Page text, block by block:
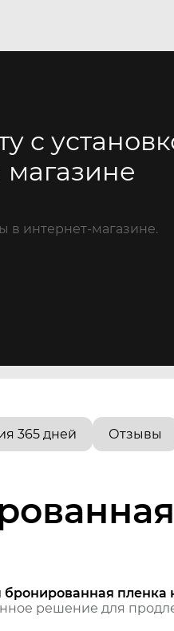
с
в интернет-магазине.
365 дней Отзывы
пленка
решение для